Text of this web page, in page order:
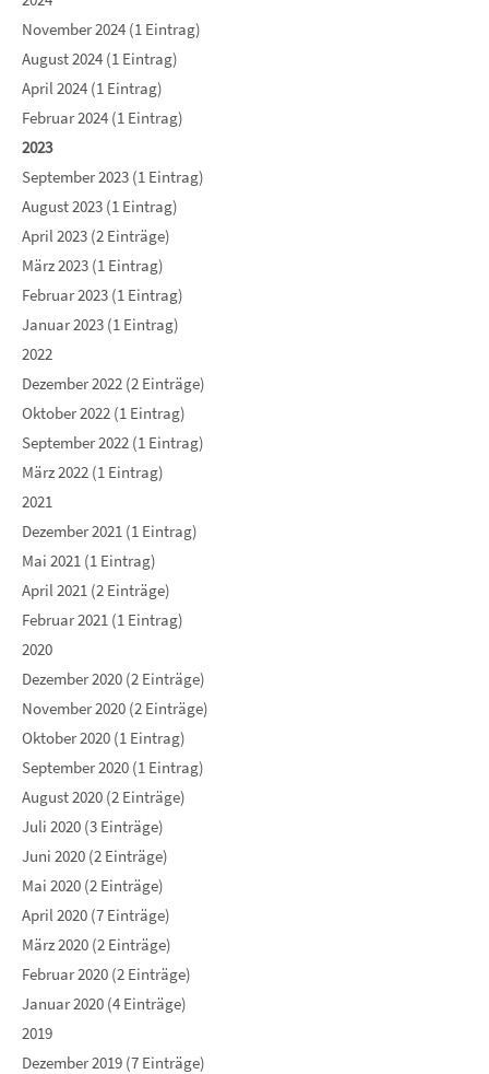
November 2024 (1 Eintrag)
August 2024 (1 Eintrag)
April 2024 (1 Eintrag)
Februar 2024 (1 Eintrag)
2023
September 2023 (1 Eintrag)
August 2023 (1 Eintrag)
April 2023 (2 Einträge)
März 2023 (1 Eintrag)
Februar 2023 (1 Eintrag)
Januar 2023 (1 Eintrag)
2022
Dezember 2022 (2 Einträge)
Oktober 2022 (1 Eintrag)
September 2022 (1 Eintrag)
März 2022 (1 Eintrag)
2021
Dezember 2021 (1 Eintrag)
Mai 2021 (1 Eintrag)
April 2021 (2 Einträge)
Februar 2021 (1 Eintrag)
2020
Dezember 2020 (2 Einträge)
November 2020 (2 Einträge)
Oktober 2020 (1 Eintrag)
September 2020 (1 Eintrag)
August 2020 (2 Einträge)
Juli 2020 (3 Einträge)
Juni 2020 (2 Einträge)
Mai 2020 (2 Einträge)
April 2020 (7 Einträge)
März 2020 (2 Einträge)
Februar 2020 (2 Einträge)
Januar 2020 (4 Einträge)
2019
Dezember 2019 (7 Einträge)